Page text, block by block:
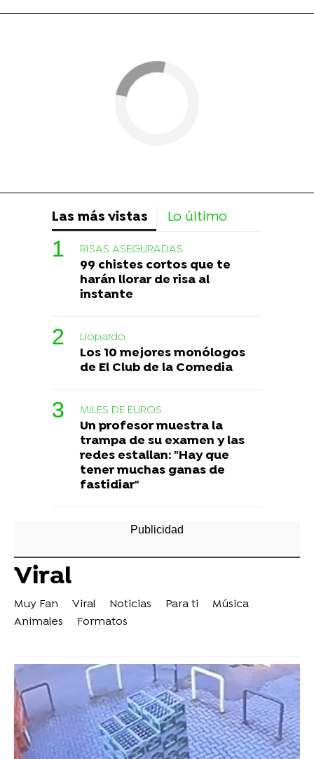
Las más vistas Lo último
RISAS ASEGURADAS
99 chistes cortos que te
harán llorar de risa al
instante
Liopardo
Los 10 mejores monólogos
de El Club de la Comedia
MILES DE EUROS
Un profesor muestra la
trampa de su examen y las
redes estallan: "Hay que
tener muchas ganas de
fastidiar"
Viral
Muy Fan Viral Noticias Para ti
Música
Animales
Formatos